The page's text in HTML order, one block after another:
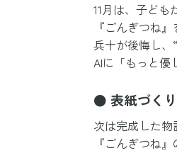
11月は、子ども
『ごんぎつね』
兵十が後悔し、
AIに「もっと優
● 表紙づく
次は完成した物
『ごんぎつね